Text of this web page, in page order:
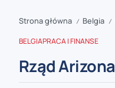
Strona główna / Belgia /
BELGIAPRACA I FINANSE
Rząd